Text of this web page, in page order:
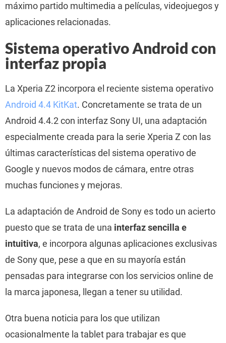
máximo partido multimedia a películas, videojuegos y
aplicaciones relacionadas.
Sistema operativo Android con
interfaz propia
La Xperia Z2 incorpora el reciente sistema operativo
Android 4.4 KitKat. Concretamente se trata de un
Android 4.4.2 con interfaz Sony UI, una adaptación
especialmente creada para la serie Xperia Z con las
últimas características del sistema operativo de
Google y nuevos modos de cámara, entre otras
muchas funciones y mejoras.
La adaptación de Android de Sony es todo un acierto
puesto que se trata de una interfaz sencilla e
intuitiva, e incorpora algunas aplicaciones exclusivas
de Sony que, pese a que en su mayoría están
pensadas para integrarse con los servicios online de
la marca japonesa, llegan a tener su utilidad.
Otra buena noticia para los que utilizan
ocasionalmente la tablet para trabajar es que